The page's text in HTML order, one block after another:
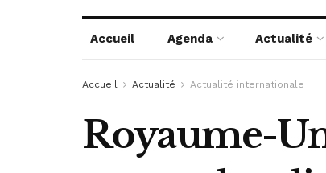
Accueil Agenda Actualité
Accueil Actualité Actualité internationale
Royaume-